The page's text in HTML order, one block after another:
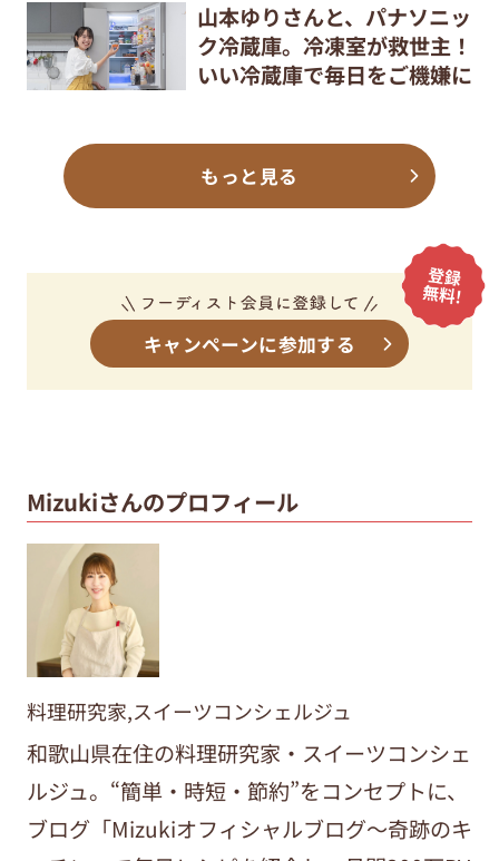
山本ゆりさんと、パナソニッ
ク冷蔵庫。冷凍室が救世主！
いい冷蔵庫で毎日をご機嫌に
もっと見る
キャンペーンに参加する
Mizukiさんのプロフィール
料理研究家,スイーツコンシェルジュ
和歌山県在住の料理研究家・スイーツコンシェ
ルジュ。“簡単・時短・節約”をコンセプトに、
ブログ「Mizukiオフィシャルブログ～奇跡のキ